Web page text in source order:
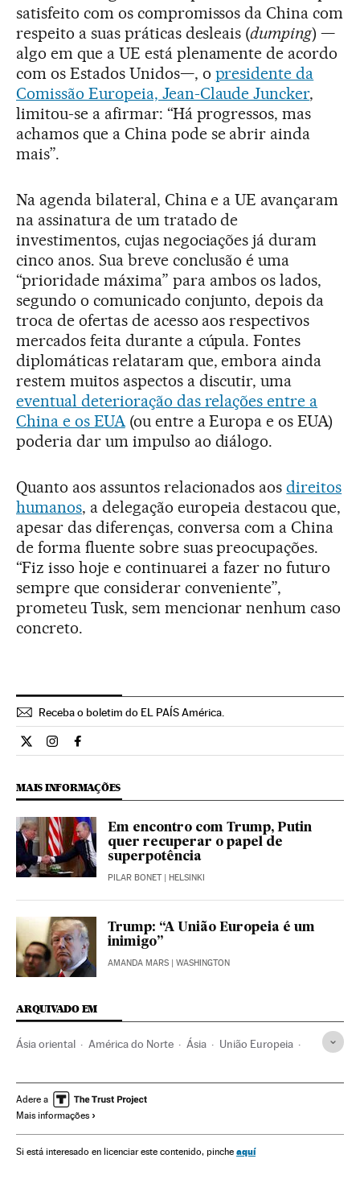
satisfeito com os compromissos da China com
respeito a suas práticas desleais (dumping) —
algo em que a UE está plenamente de acordo
com os Estados Unidos—, o presidente da
Comissão Europeia, Jean-Claude Juncker,
limitou-se a afirmar: “Há progressos, mas
achamos que a China pode se abrir ainda
mais”.
Na agenda bilateral, China e a UE avançaram
na assinatura de um tratado de
investimentos, cujas negociações já duram
cinco anos. Sua breve conclusão é uma
“prioridade máxima” para ambos os lados,
segundo o comunicado conjunto, depois da
troca de ofertas de acesso aos respectivos
mercados feita durante a cúpula. Fontes
diplomáticas relataram que, embora ainda
restem muitos aspectos a discutir, uma
eventual deterioração das relações entre a
China e os EUA(ou entre a Europa e os EUA)
poderia dar um impulso ao diálogo.
Quanto aos assuntos relacionados aosdireitos
humanos, a delegação europeia destacou que,
apesar das diferenças, conversa com a China
de forma fluente sobre suas preocupações.
“Fiz isso hoje e continuarei a fazer no futuro
sempre que considerar conveniente”,
prometeu Tusk, sem mencionar nenhum caso
concreto.
Receba o boletim do EL PAÍS América.
Economia El País Brasil en Twitter
Economia El País Brasil en Instagram
Economia El País Brasil en Facebook
MAIS INFORMAÇÕES
Em encontro com Trump, Putin
quer recuperar o papel de
superpotência
PILAR BONET| HELSINKI
Trump: “A União Europeia é um
inimigo”
AMANDA MARS | WASHINGTON
ARQUIVADO EM
Ásia oriental América do Norte Ásia União Europeia
Europa Relações exteriores
Donald Tusk
Donald Trump OMC China Comércio internacional
Adere a
Mais informações
Si está interesado en licenciar este contenido, pinche aquí